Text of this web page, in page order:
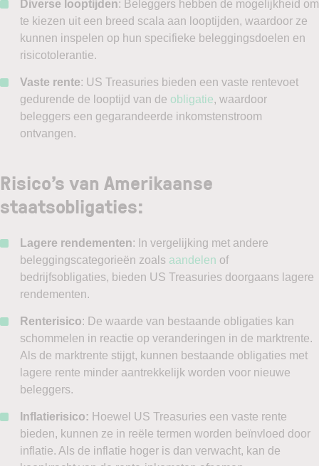
Diverse looptijden: Beleggers hebben de mogelijkheid om
te kiezen uit een breed scala aan looptijden, waardoor ze
kunnen inspelen op hun specifieke beleggingsdoelen en
risicotolerantie.
Vaste rente: US Treasuries bieden een vaste rentevoet
gedurende de looptijd van de obligatie, waardoor
beleggers een gegarandeerde inkomstenstroom
ontvangen.
Risico’s van Amerikaanse
staatsobligaties:
Lagere rendementen: In vergelijking met andere
beleggingscategorieën zoals aandelen of
bedrijfsobligaties, bieden US Treasuries doorgaans lagere
rendementen.
Renterisico: De waarde van bestaande obligaties kan
schommelen in reactie op veranderingen in de marktrente.
Als de marktrente stijgt, kunnen bestaande obligaties met
lagere rente minder aantrekkelijk worden voor nieuwe
beleggers.
Inflatierisico: Hoewel US Treasuries een vaste rente
bieden, kunnen ze in reële termen worden beïnvloed door
inflatie. Als de inflatie hoger is dan verwacht, kan de